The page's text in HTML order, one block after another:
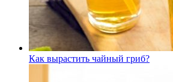
Как вырастить чайный гриб?